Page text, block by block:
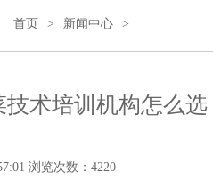
首页 > 新闻中心 >
技术培训机构怎么
浏览次数：4220